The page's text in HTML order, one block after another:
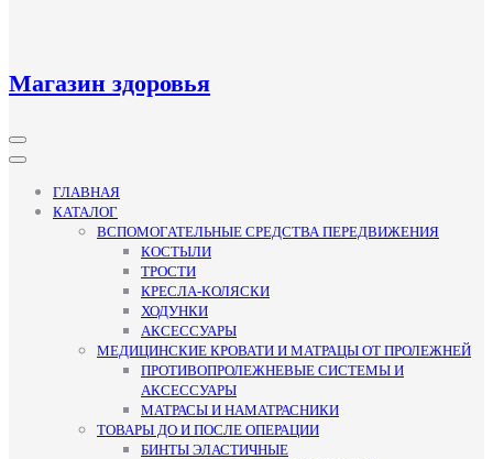
Магазин здоровья
Кнопка
Открыть
ГЛАВНАЯ
КАТАЛОГ
ВСПОМОГАТЕЛЬНЫЕ СРЕДСТВА ПЕРЕДВИЖЕНИЯ
КОСТЫЛИ
ТРОСТИ
КРЕСЛА-КОЛЯСКИ
ХОДУНКИ
АКСЕССУАРЫ
МЕДИЦИНСКИЕ КРОВАТИ И МАТРАЦЫ ОТ ПРОЛЕЖНЕЙ
ПРОТИВОПРОЛЕЖНЕВЫЕ СИСТЕМЫ И
АКСЕССУАРЫ
МАТРАСЫ И НАМАТРАСНИКИ
ТОВАРЫ ДО И ПОСЛЕ ОПЕРАЦИИ
БИНТЫ ЭЛАСТИЧНЫЕ